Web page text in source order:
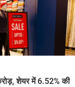
शेयर में 6.52% की